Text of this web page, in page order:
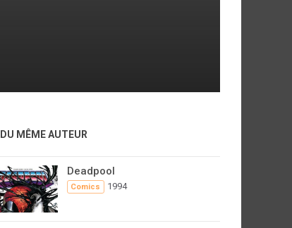
DU MÊME AUTEUR
Deadpool
Comics 1994